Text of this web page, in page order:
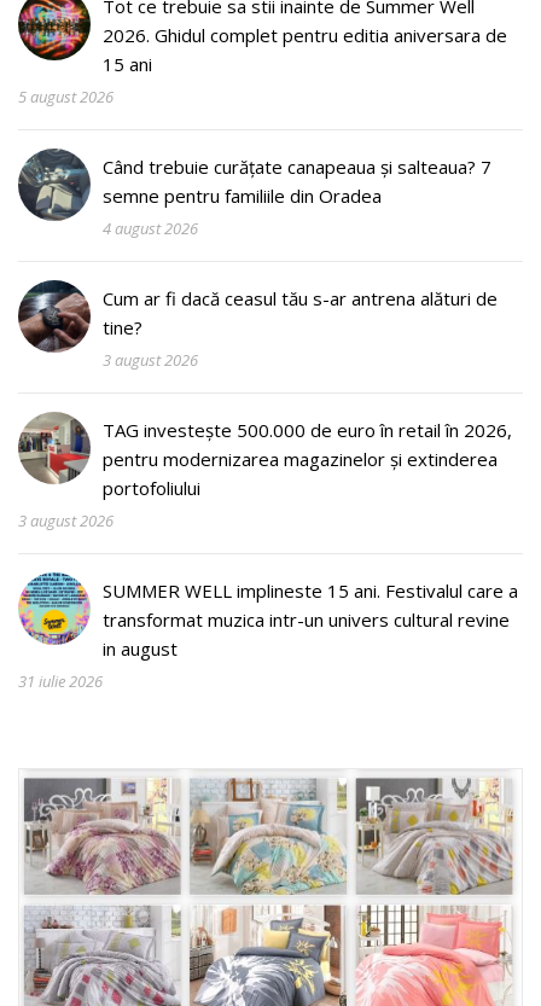
Tot ce trebuie sa stii inainte de Summer Well
2026. Ghidul complet pentru editia aniversara de
15 ani
5 august 2026
Când trebuie curățate canapeaua și salteaua? 7
semne pentru familiile din Oradea
4 august 2026
Cum ar fi dacă ceasul tău s-ar antrena alături de
tine?
3 august 2026
TAG investește 500.000 de euro în retail în 2026,
pentru modernizarea magazinelor și extinderea
portofoliului
3 august 2026
SUMMER WELL implineste 15 ani. Festivalul care a
transformat muzica intr-un univers cultural revine
in august
31 iulie 2026